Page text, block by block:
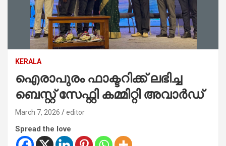
KERALA
ഐരാപുരം ഫാക്ടറിക്ക് ലഭിച്ച
ബെസ്റ്റ് സേഫ്റ്റി കമ്മിറ്റി അവാർഡ്
March 7, 2026 editor
Spread the love